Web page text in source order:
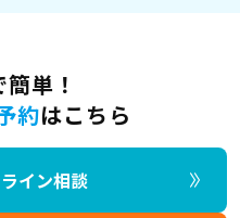
単！
約はこちら
イン相談